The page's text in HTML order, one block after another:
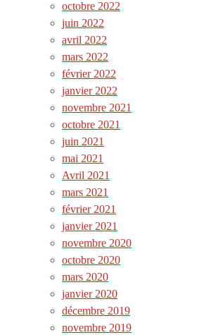
octobre 2022
juin 2022
avril 2022
mars 2022
février 2022
janvier 2022
novembre 2021
octobre 2021
juin 2021
mai 2021
Avril 2021
mars 2021
février 2021
janvier 2021
novembre 2020
octobre 2020
mars 2020
janvier 2020
décembre 2019
novembre 2019